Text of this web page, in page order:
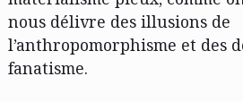
nous délivre des illusions de
l’anthropomorphisme et des
fanatisme.